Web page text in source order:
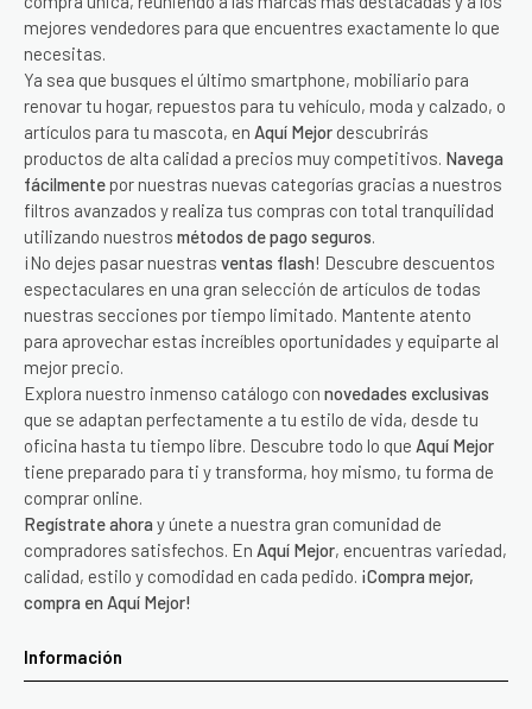
mejores vendedores para que encuentres exactamente lo que
necesitas.
Ya sea que busques el último smartphone, mobiliario para
renovar tu hogar, repuestos para tu vehículo, moda y calzado, o
artículos para tu mascota, en Aquí Mejor descubrirás
productos de alta calidad a precios muy competitivos. Navega
fácilmente por nuestras nuevas categorías gracias a nuestros
filtros avanzados y realiza tus compras con total tranquilidad
utilizando nuestros métodos de pago seguros.
¡No dejes pasar nuestras ventas flash! Descubre descuentos
espectaculares en una gran selección de artículos de todas
nuestras secciones por tiempo limitado. Mantente atento
para aprovechar estas increíbles oportunidades y equiparte al
mejor precio.
Explora nuestro inmenso catálogo con novedades exclusivas
que se adaptan perfectamente a tu estilo de vida, desde tu
oficina hasta tu tiempo libre. Descubre todo lo que Aquí Mejor
tiene preparado para ti y transforma, hoy mismo, tu forma de
comprar online.
Regístrate ahora y únete a nuestra gran comunidad de
compradores satisfechos. En Aquí Mejor, encuentras variedad,
calidad, estilo y comodidad en cada pedido. ¡Compra mejor,
compra en Aquí Mejor!
Información